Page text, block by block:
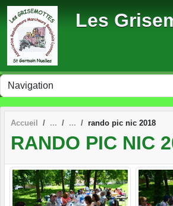
Les
Accueil rando pic nic 2018
RANDO PIC NIC
Panneau de gestion des cookies